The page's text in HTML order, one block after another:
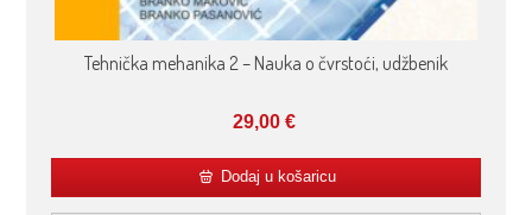
Tehnička mehanika 2 – Nauka o čvrstoći, udžbenik
29,00 €
Dodaj u košaricu